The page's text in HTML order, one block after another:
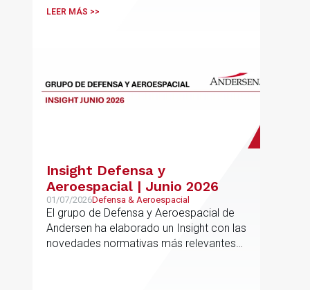
LEER MÁS >>
Insight Defensa y
Aeroespacial | Junio 2026
01/07/2026Defensa & Aeroespacial
El grupo de Defensa y Aeroespacial de
Andersen ha elaborado un Insight con las
novedades normativas más relevantes